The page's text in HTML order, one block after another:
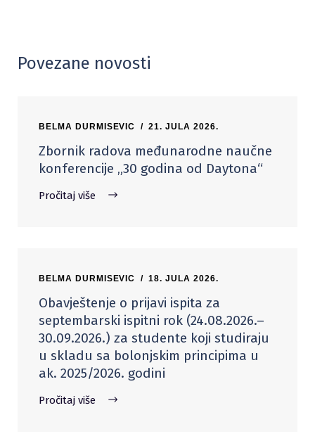
Povezane novosti
BELMA DURMISEVIC 21. JULA 2026.
Zbornik radova međunarodne naučne
konferencije „30 godina od Daytona“
Pročitaj više
BELMA DURMISEVIC 18. JULA 2026.
Obavještenje o prijavi ispita za
septembarski ispitni rok (24.08.2026.–
30.09.2026.) za studente koji studiraju
u skladu sa bolonjskim principima u
ak. 2025/2026. godini
Pročitaj više